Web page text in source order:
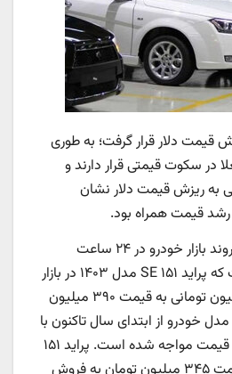
قیمت دلار قرار گرفت؛ به طوری
در سکوت قیمتی قرار دارند و
به ریزش قیمت دلار نشان
رشد قیمت همراه بود.
_ روند بازار خودرو در ۲۴ ساعت
گذشته حاکی از آن است که پراید ۱۵۱ SE مدل ۱۴۰۳ در بازار
خودرو با افزایش ۱۵ میلیون تومانی به قیمت ۳۹۰ میلیون
خودرو از ابتدای سال تاکنون با
رشد ۳۰ میلیون تومانی قیمت مواجه شده است. پراید ۱۵۱